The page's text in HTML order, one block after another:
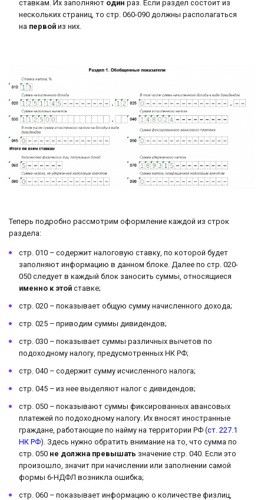
ставкам. Их заполняют один раз. Если раздел состоит из
нескольких страниц, то стр. 060-090 должны располагаться
на первой из них.
Теперь подробно рассмотрим оформление каждой из строк
раздела:
стр. 010 – содержит налоговую ставку, по которой будет
заполняют информацию в данном блоке. Далее по стр. 020-
050 следует в каждый блок заносить суммы, относящиеся
именно к этой ставке;
стр. 020 – показывает общую сумму начисленного дохода;
стр. 025 – приводим суммы дивидендов;
стр. 030 – показывает суммы различных вычетов по
подоходному налогу, предусмотренных НК РФ;
стр. 040 – содержит сумму исчисленного налога;
стр. 045 – из нее выделяют налог с дивидендов;
стр. 050 – показывают суммы фиксированных авансовых
платежей по подоходному налогу. Их вносят иностранные
граждане, работающие по найму на территории РФ (ст. 227.1
НК РФ). Здесь нужно обратить внимание на то, что сумма по
стр. 050 не должна превышать значение стр. 040. Если это
произошло, значит при начислении или заполнении самой
формы 6-НДФЛ возникла ошибка;
стр. 060 – показывает информацию о количестве физлиц,